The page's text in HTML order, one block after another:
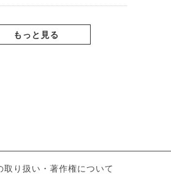
もっと見る
取り扱い・著作権について